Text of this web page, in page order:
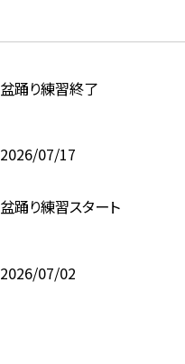
盆踊り練習終了
2026/07/17
盆踊り練習スタート
2026/07/02